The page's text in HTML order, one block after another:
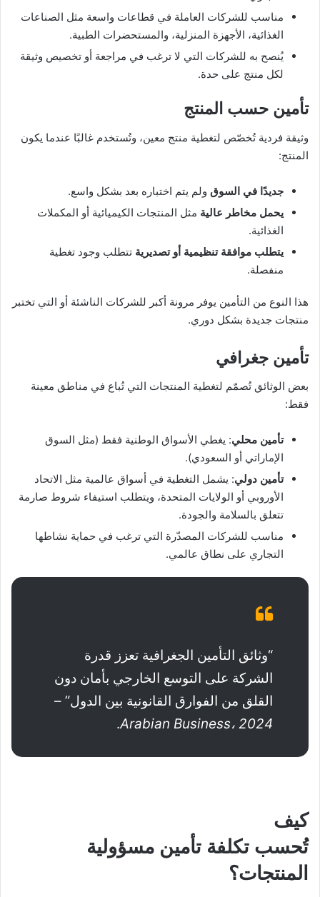
مناسب للشركات العاملة في قطاعات واسعة مثل الصناعات
الغذائية، الأجهزة المنزلية، والمستحضرات الطبية.
يُنصح به للشركات التي لا ترغب في مراجعة أو تخصيص وثيقة
لكل منتج على حدة.
تأمين حسب المنتج
وثيقة فردية تُخصّص لتغطية منتج معين، وتُستخدم غالبًا عندما يكون
المنتج:
جديدًا في السوق ولم يتم اختباره بعد بشكل واسع.
يحمل مخاطر عالية مثل المنتجات الكيميائية أو المكملات
الغذائية.
يتطلب موافقة تنظيمية أو تصديرية تتطلب وجود تغطية
منفصلة.
هذا النوع من التأمين يوفر مرونة أكبر للشركات الناشئة أو التي تختبر
منتجات جديدة بشكل دوري.
تأمين جغرافي
بعض الوثائق تُصمّم لتغطية المنتجات التي تُباع في مناطق معينة
فقط:
تأمين محلي: يغطي الأسواق الوطنية فقط (مثل السوق
الإماراتي أو السعودي).
تأمين دولي: يشمل التغطية في أسواق عالمية مثل الاتحاد
الأوروبي أو الولايات المتحدة، ويتطلب استيفاء شروط صارمة
تتعلق بالسلامة والجودة.
مناسب للشركات المصدّرة التي ترغب في حماية نشاطها
التجاري على نطاق عالمي.
“وثائق التأمين الجغرافية تعزز قدرة
الشركة على التوسع الخارجي بأمان دون
القلق من الفوارق القانونية بين الدول” –
Arabian Business، 2024.
كيف
تُحسب تكلفة تأمين مسؤولية
المنتجات؟